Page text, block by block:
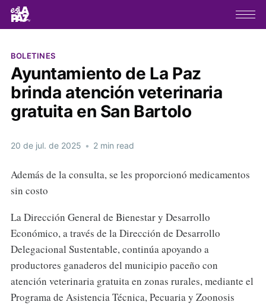
BOLETINES
Ayuntamiento de La Paz
brinda atención veterinaria
gratuita en San Bartolo
20 de jul. de 2025 • 2 min read
Además de la consulta, se les proporcionó medicamentos
sin costo
La Dirección General de Bienestar y Desarrollo
Económico, a través de la Dirección de Desarrollo
Delegacional Sustentable, continúa apoyando a
productores ganaderos del municipio paceño con
atención veterinaria gratuita en zonas rurales, mediante el
Programa de Asistencia Técnica, Pecuaria y Zoonosis